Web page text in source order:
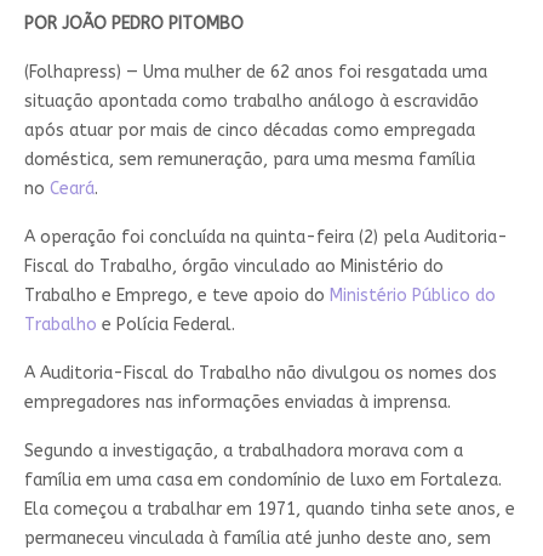
POR JOÃO PEDRO PITOMBO
(Folhapress) — Uma mulher de 62 anos foi resgatada uma
situação apontada como trabalho análogo à escravidão
após atuar por mais de cinco décadas como empregada
doméstica, sem remuneração, para uma mesma família
no Ceará.
A operação foi concluída na quinta-feira (2) pela Auditoria-
Fiscal do Trabalho, órgão vinculado ao Ministério do
Trabalho e Emprego, e teve apoio do Ministério Público do
Trabalho e Polícia Federal.
A Auditoria-Fiscal do Trabalho não divulgou os nomes dos
empregadores nas informações enviadas à imprensa.
Segundo a investigação, a trabalhadora morava com a
família em uma casa em condomínio de luxo em Fortaleza.
Ela começou a trabalhar em 1971, quando tinha sete anos, e
permaneceu vinculada à família até junho deste ano, sem